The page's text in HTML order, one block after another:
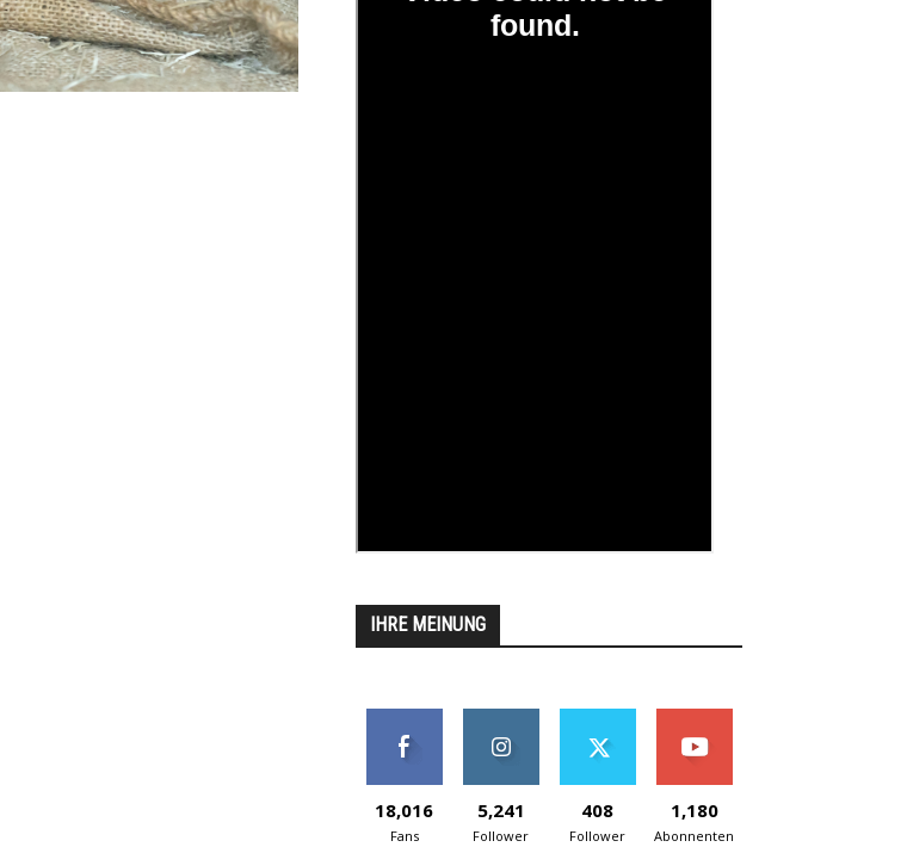
IHRE MEINUNG
18,016
Fans
5,241
Follower
408
Follower
1,180
Abonnenten